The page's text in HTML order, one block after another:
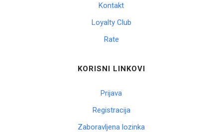
Kontakt
Loyalty Club
Rate
KORISNI LINKOVI
Prijava
Registracija
Zaboravljena lozinka